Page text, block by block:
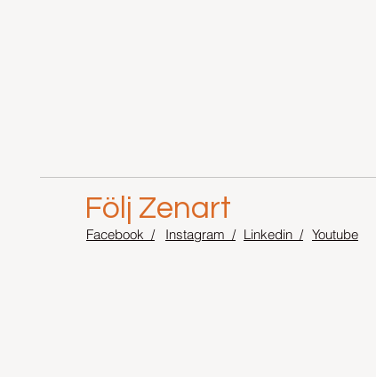
Följ Zenart
Facebook / Instagram / Youtube
Linkedin /